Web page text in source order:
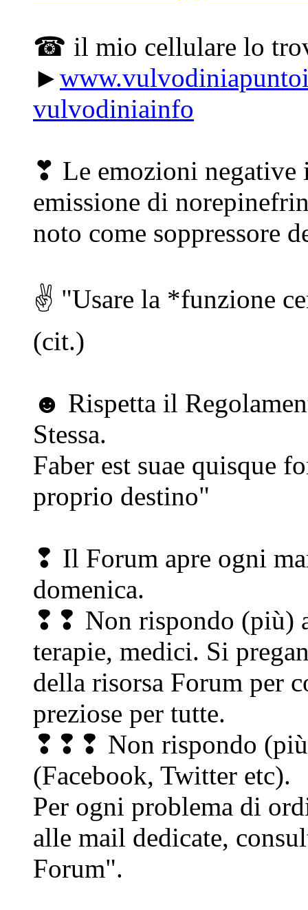
☎ il mio cellulare lo
►
vulvodiniainfo
❣ Le emozioni negative
emissione di
noto come soppressore
✌ "Usare la *funzione
(cit.)
☻ Rispetta il
Stessa.
Faber est suae quisque
proprio destino"
❢ Il Forum apre ogni
domenica.
❢❢ Non rispondo (più)
terapie, medici. Si
della risorsa Forum per
preziose per tutte.
❢❢❢ Non rispondo
(Facebook, Twitter etc).
Per ogni problema di
alle mail dedicate,
Forum".